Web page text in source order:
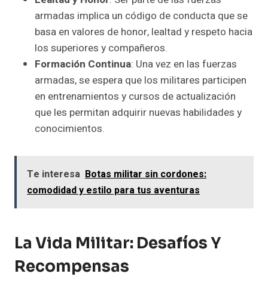
armadas implica un código de conducta que se
basa en valores de honor, lealtad y respeto hacia
los superiores y compañeros.
Formación Continua: Una vez en las fuerzas
armadas, se espera que los militares participen
en entrenamientos y cursos de actualización
que les permitan adquirir nuevas habilidades y
conocimientos.
Te interesa Botas militar sin cordones:
comodidad y estilo para tus aventuras
La Vida Militar: Desafíos Y
Recompensas